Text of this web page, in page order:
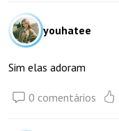
youhatee
Sim elas adoram
0 comentários